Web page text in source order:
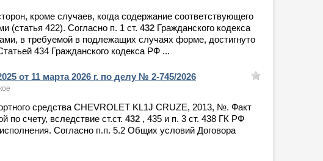
кроме случаев, когда содержание соответствующего
(статья 422). Согласно п. 1 ст. 432 Гражданского кодекса
в требуемой в подлежащих случаях форме, достигнуто
434 Гражданского кодекса РФ ...
от 11 марта 2026 г. по делу № 2-745/2026
средства CHEVROLET KL1J CRUZE, 2013, №. Факт
по счету, вследствие ст.ст. 432 , 435 и п. 3 ст. 438 ГК РФ
Согласно п.п. 5.2 Общих условий Договора